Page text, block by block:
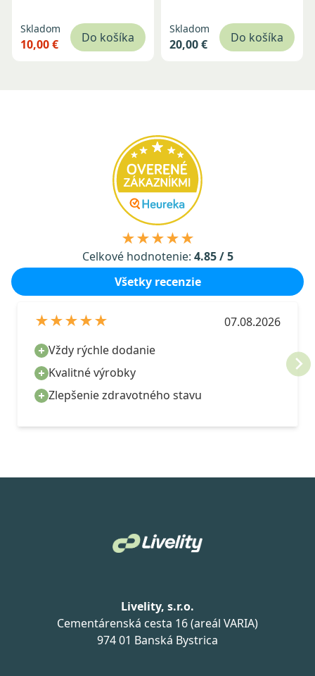
Skladom
10,00 € Do košíka
Skladom
20,00 € Do košíka
★★★★★
Celkové hodnotenie: 4.85 / 5
Všetky recenzie
★★★★★
07.08.2026
Vždy rýchle dodanie
Kvalitné výrobky
Zlepšenie zdravotného stavu
Livelity, s.r.o.
Cementárenská cesta 16 (areál VARIA)
974 01 Banská Bystrica